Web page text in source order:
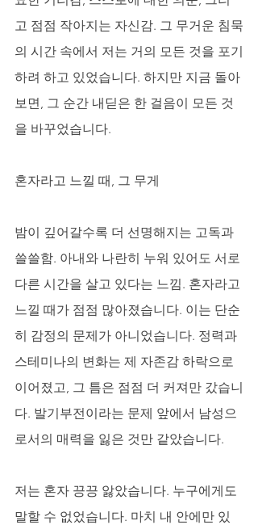
고 점점 작아지는 자신감. 그 무거운 침묵
의 시간 속에서 저는 거의 모든 것을 포기
하려 하고 있었습니다. 하지만 지금 돌아
보면, 그 순간 내딛은 한 걸음이 모든 것
을 바꾸었습니다.
혼자라고 느낄 때, 그 무게
밤이 깊어갈수록 더 선명해지는 고독과
쓸쓸함. 아내와 나란히 누워 있어도 서로
다른 시간을 살고 있다는 느낌. 혼자라고
느낄 때가 점점 많아졌습니다. 이는 단순
히 감정의 문제가 아니었습니다. 정력과
스테미나의 변화는 제 자존감 하락으로
이어졌고, 그 틈은 점점 더 커져만 갔습니
다. 발기부전이라는 문제 앞에서 남성으
로서의 매력을 잃은 것만 같았습니다.
저는 혼자 끙끙 앓았습니다. 누구에게도
말할 수 없었습니다. 마치 내 안에만 있